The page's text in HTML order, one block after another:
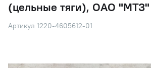
(цельные тяги), ОАО "МТЗ"
Артикул 1220-4605612-01